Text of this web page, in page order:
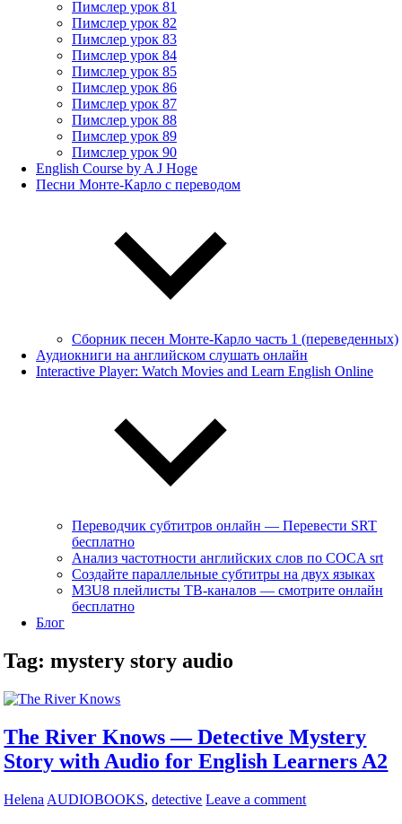
Пимслер урок 81
Пимслер урок 82
Пимслер урок 83
Пимслер урок 84
Пимслер урок 85
Пимслер урок 86
Пимслер урок 87
Пимслер урок 88
Пимслер урок 89
Пимслер урок 90
English Course by A J Hoge
Песни Монте-Карло с переводом
Сборник песен Монте-Карло часть 1 (переведенных)
Аудиокниги на английском слушать онлайн
Interactive Player: Watch Movies and Learn English Online
Переводчик субтитров онлайн — Перевести SRT
бесплатно
Анализ частотности английских слов по COCA srt
Создайте параллельные субтитры на двух языках
M3U8 плейлисты ТВ‑каналов — смотрите онлайн
бесплатно
Блог
Tag:mystery story audio
The River Knows — Detective Mystery
Story with Audio for English Learners A2
Helena AUDIOBOOKS,detective Leave a comment